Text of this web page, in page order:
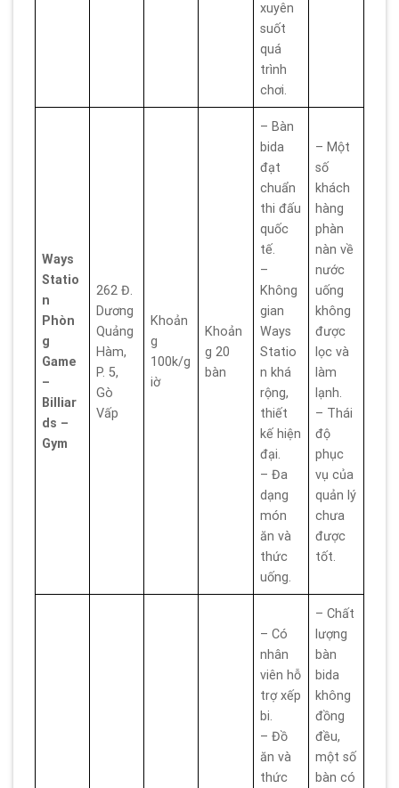
xuyên
suốt
quá
trình
chơi.
Ways
Statio
n
Phòn
g
Game
–
Billiar
ds –
Gym
262 Đ.
Dương
Quảng
Hàm,
P. 5,
Gò
Vấp
Khoản
g
100k/g
iờ
Khoản
g 20
bàn
– Bàn
bida
đạt
chuẩn
thi đấu
quốc
tế.
–
Không
gian
Ways
Statio
n khá
rộng,
thiết
kế hiện
đại.
– Đa
dạng
món
ăn và
thức
uống.
– Một
số
khách
hàng
phàn
nàn về
nước
uống
không
được
lọc và
làm
lạnh.
– Thái
độ
phục
vụ của
quản lý
chưa
được
tốt.
– Có
nhân
viên hỗ
trợ xếp
bi.
– Đồ
ăn và
thức
– Chất
lượng
bàn
bida
không
đồng
đều,
một số
bàn có